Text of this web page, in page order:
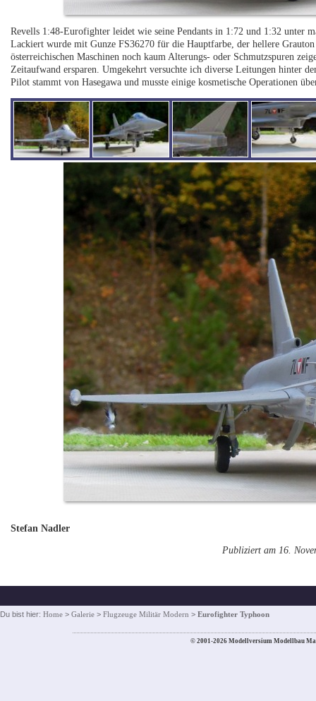
Revells 1:48-Eurofighter leidet wie seine Pendants in 1:72 und 1:32 unter
Lackiert wurde mit Gunze FS36270 für die Hauptfarbe, der hellere
österreichischen Maschinen noch kaum Alterungs- oder Schmutzspuren
Zeitaufwand ersparen. Umgekehrt versuchte ich diverse Leitungen hinter
Pilot stammt von Hasegawa und musste einige kosmetische Operationen
Stefan Nadler
Publiziert am 16.
Du bist hier: Home > Galerie > Flugzeuge Militär Modern > Eurofighter Typhoon
© 2001-2026 Modellversium Modellbau